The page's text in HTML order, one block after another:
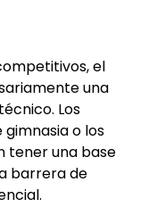
el
una
Los
o los
tener una base
barrera de